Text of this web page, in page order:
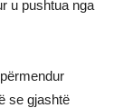
u pushtua nga
se gjashtë